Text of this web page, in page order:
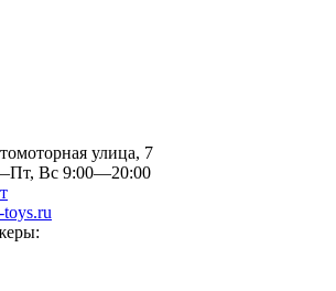
улица, 7
Вс 9:00—20:00